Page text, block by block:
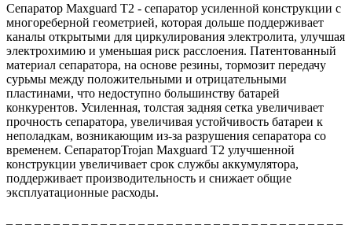
Сепаратор Maxguard T2 - сепаратор усиленной конструкции c
многореберной геометрией, которая дольше поддерживает
каналы открытыми для циркулирования электролита, улучшая
электрохимию и уменьшая риск расслоения. Патентованный
материал сепаратора, на основе резины, тормозит передачу
сурьмы между положительными и отрицательными
пластинами, что недоступно большинству батарей
конкурентов. Усиленная, толстая задняя сетка увеличивает
прочность сепаратора, увеличивая устойчивость батареи к
неполадкам, возникающим из-за разрушения сепаратора со
временем. СепараторTrojan Maxguard T2 улучшенной
конструкции увеличивает срок службы аккумулятора,
поддерживает производительность и снижает общие
эксплуатационные расходы.